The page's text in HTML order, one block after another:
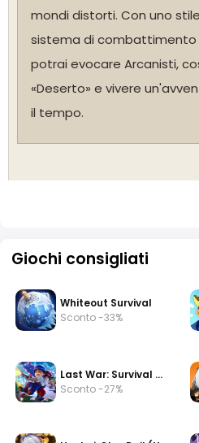
mondi distorti. Con uno
sistema di
potrai evocare Arcanisti,
«Deserto» e vivere
il tempo.
Giochi consigliati
Whiteout Survival
Sconto -33%
Last War: Survival Game
Sconto -27%